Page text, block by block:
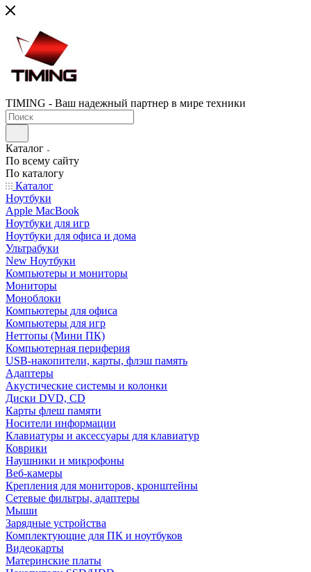
TIMING - Ваш надежный партнер в мире техники
Каталог
По всему сайту
По каталогу
Каталог
Ноутбуки
Apple MacBook
Ноутбуки для игр
Ноутбуки для офиса и дома
Ультрабуки
New Ноутбуки
Компьютеры и мониторы
Мониторы
Моноблоки
Компьютеры для офиса
Компьютеры для игр
Неттопы (Мини ПК)
Компьютерная периферия
USB-накопители, карты, флэш память
Адаптеры
Акустические системы и колонки
Диски DVD, CD
Карты флеш памяти
Носители информации
Клавиатуры и аксессуары для клавиатур
Коврики
Наушники и микрофоны
Веб-камеры
Крепления для мониторов, кронштейны
Сетевые фильтры, адаптеры
Мыши
Зарядные устройства
Комплектующие для ПК и ноутбуков
Видеокарты
Материнские платы